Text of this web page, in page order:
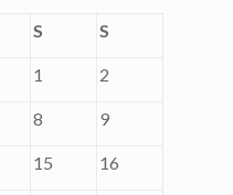
S S
1 2
8 9
15 16